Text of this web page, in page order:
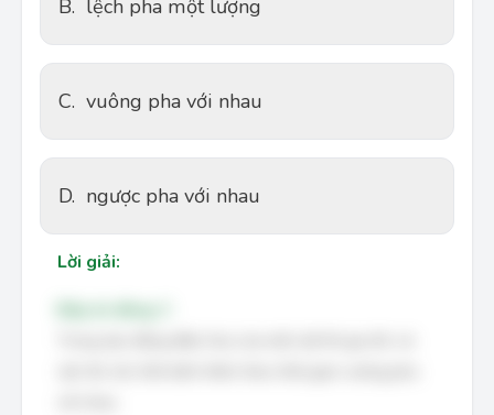
B. lệch pha một lượng
C. vuông pha với nhau
D. ngược pha với nhau
Lời giải: